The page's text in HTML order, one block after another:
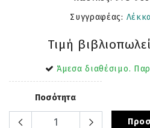
Συγγραφέας:
Τιμή
Άμεσα διαθέσιμο.
Ποσότητα